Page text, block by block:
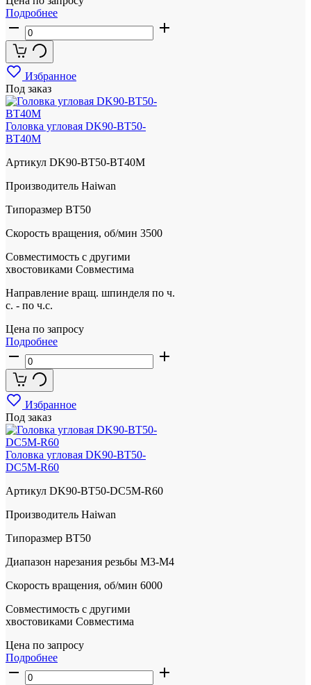
Подробнее
Избранное
Под заказ
Головка угловая DK90-BT50-
BT40M
Артикул DK90-BT50-BT40M
Производитель Haiwan
Типоразмер BT50
Скорость вращения, об/мин 3500
Совместимость с другими
хвостовиками Совместима
Направление вращ. шпинделя по ч.
с. - по ч.с.
Цена по запросу
Подробнее
Избранное
Под заказ
Головка угловая DK90-BT50-
DC5M-R60
Артикул DK90-BT50-DC5M-R60
Производитель Haiwan
Типоразмер BT50
Диапазон нарезания резьбы М3-M4
Скорость вращения, об/мин 6000
Совместимость с другими
хвостовиками Совместима
Цена по запросу
Подробнее